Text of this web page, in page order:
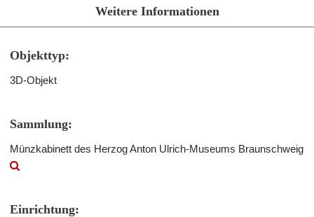
Weitere Informationen
Objekttyp:
3D-Objekt
Sammlung:
Münzkabinett des Herzog Anton Ulrich-Museums Braunschweig
Einrichtung: